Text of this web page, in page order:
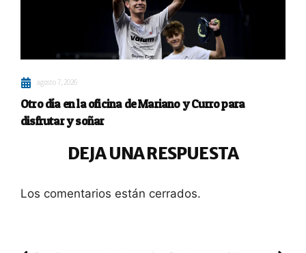
agosto 7, 2026
Otro día en la oficina de Mariano y Curro para
disfrutar y soñar
DEJA UNA RESPUESTA
Los comentarios están cerrados.